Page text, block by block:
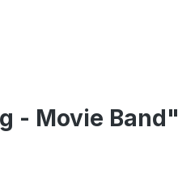
- Movie Band"